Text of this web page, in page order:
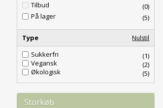
Tilbud
(0)
På lager
(5)
Type Nulstil
Sukkerfri
(1)
Vegansk
(2)
Økologisk
(5)
Storkøb